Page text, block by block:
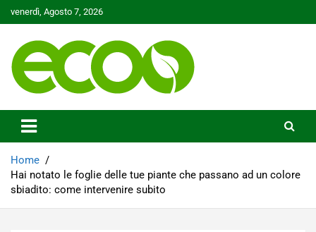
to
venerdì, Agosto 7, 2026
Ecoo.it
Home
Hai notato le foglie delle tue piante che passano ad un colore
sbiadito: come intervenire subito